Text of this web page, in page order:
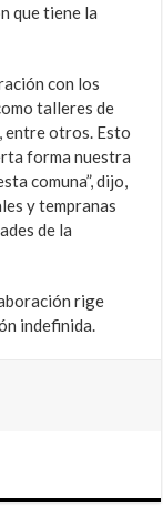
que tiene la
con los
talleres de
entre otros. Esto
forma nuestra
comuna”, dijo,
y tempranas
de la
rige
indefinida.